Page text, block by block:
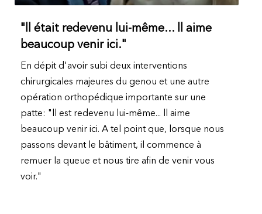
"ll était redevenu lui-même... ll aime
beaucoup venir ici."
En dépit d'avoir subi deux interventions
chirurgicales majeures du genou et une autre
opération orthopédique importante sur une
patte: "ll est redevenu lui-même... ll aime
beaucoup venir ici. A tel point que, lorsque nous
passons devant le bâtiment, il commence à
remuer la queue et nous tire afin de venir vous
voir."